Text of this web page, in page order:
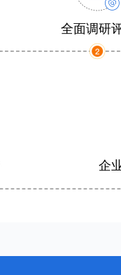
全面调研
企